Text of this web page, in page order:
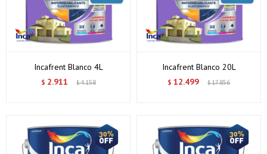
Incafrent Blanco 4L
$ 2.911 $4.158
Incafrent Blanco 20L
$ 12.499 $17.856